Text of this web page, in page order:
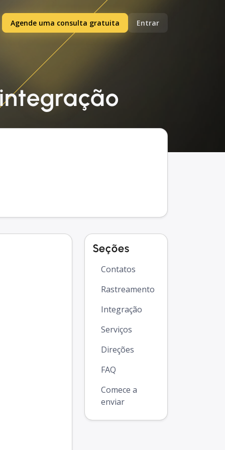
Agende uma consulta gratuita Entrar
Seções
Contatos
Rastreamento
Integração
Serviços
Direções
FAQ
Comece a
enviar